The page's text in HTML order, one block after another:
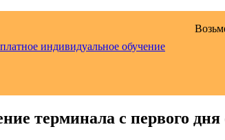
терминала с первого